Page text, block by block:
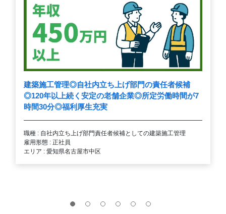
建築施工管理◎自社内立ち上げ部門の責任者候補
◎120年以上続く安定の老舗企業◎所定労働時間が7
時間30分◎福利厚生充実
職種 : 自社内立ち上げ部門責任者候補としての建築施工管理
雇用形態 : 正社員
エリア : 愛知県名古屋市中区